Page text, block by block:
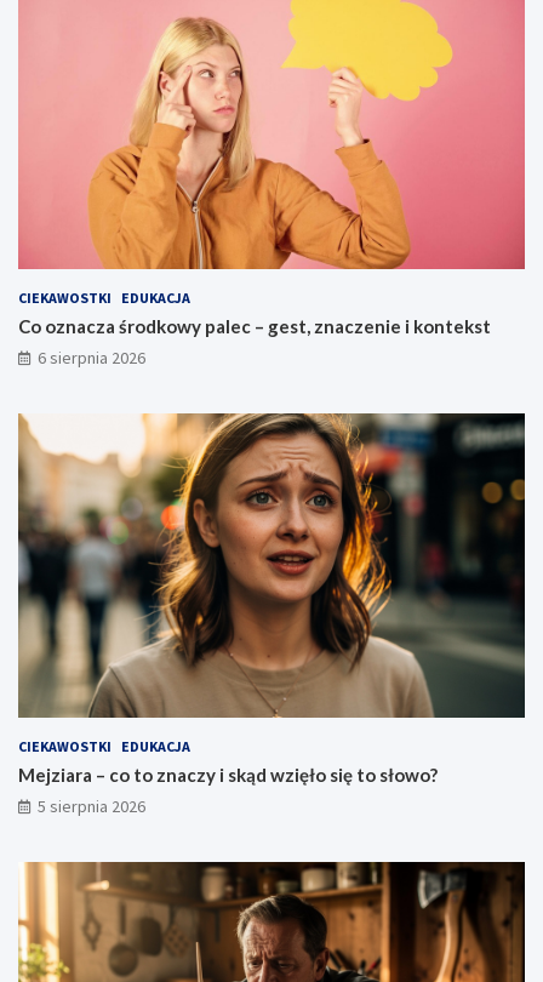
CIEKAWOSTKI EDUKACJA
Co oznacza środkowy palec – gest, znaczenie i kontekst
6 sierpnia 2026
CIEKAWOSTKI EDUKACJA
Mejziara – co to znaczy i skąd wzięło się to słowo?
5 sierpnia 2026